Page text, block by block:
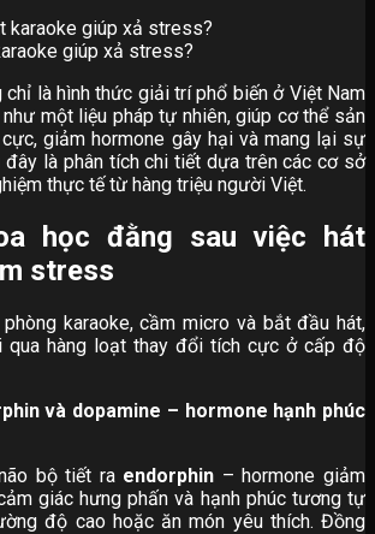
giúp xả stress?
chỉ là hình thức giải trí phổ biến ở Việt Nam
một liệu pháp tự nhiên, giúp cơ thể sản
giảm hormone gây hại và mang lại sự
là phân tích chi tiết dựa trên các cơ sở
thực tế từ hàng triệu người Việt.
học đằng sau việc hát
stress
karaoke, cầm micro và bắt đầu hát,
hàng loạt thay đổi tích cực ở cấp độ
và dopamine – hormone hạnh phúc
bộ tiết ra endorphin – hormone giảm
giác hưng phấn và hạnh phúc tương tự
độ cao hoặc ăn món yêu thích. Đồng